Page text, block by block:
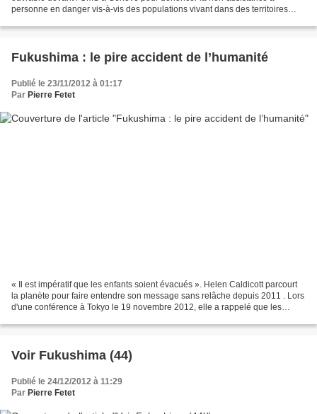
personne en danger vis-à-vis des populations vivant dans des territoires
Fukushima : le pire accident de l’humanité
Publié le 23/11/2012 à 01:17
Par Pierre Fetet
« Il est impératif que les enfants soient évacués ». Helen Caldicott parcourt
la planète pour faire entendre son message sans relâche depuis 2011 . Lors
d'une conférence à Tokyo le 19 novembre 2012, elle a rappelé que les
Voir Fukushima (44)
Publié le 24/12/2012 à 11:29
Par Pierre Fetet